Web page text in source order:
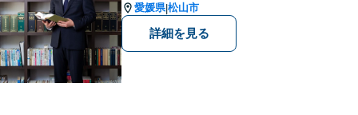
愛媛県|松山市
詳細を見る